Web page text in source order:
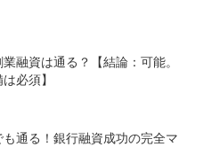
融資は通る？【結論：可能。
必須】
通る！銀行融資成功の完全マ